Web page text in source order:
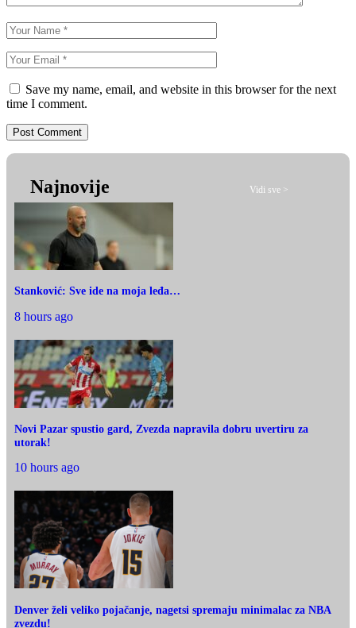
Save my name, email, and website in this browser for the next
time I comment.
Najnovije Vidi sve >
Stanković: Sve ide na moja leđa…
8 hours ago
Novi Pazar spustio gard, Zvezda napravila dobru uvertiru za
utorak!
10 hours ago
Denver želi veliko pojačanje, nagetsi spremaju minimalac za NBA
zvezdu!